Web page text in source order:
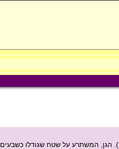
הגן, המשתרע על שטח שגודלו כשבעים